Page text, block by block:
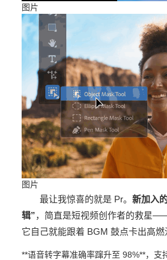
图片
图片
最让我惊喜的就是 Pr。 新加入
辑”，简直是短视频创作者的救星
它自己就能跟着 BGM 鼓点卡出高燃
**语音转字幕准确率蹿升至 98%**，支